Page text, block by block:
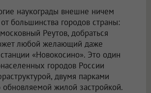
наукограды внешне ничем
большинства городов страны:
Реутов, добраться
любой желающий даже
«Новокосино». Это один
городов России
двумя парками
жилой застройкой.